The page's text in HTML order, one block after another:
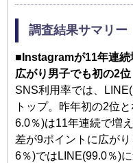
調査結果サマリー
■Instagramが11年連続
広がり男子でも初の2位
SNS利用率では、
トップ。昨年初の2位
6.0％)は11年連続で増
差が9ポイントに広が
6％)ではLINE(99.0％)